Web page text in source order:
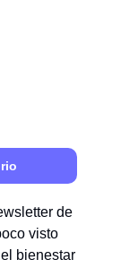
de
visto
bienestar